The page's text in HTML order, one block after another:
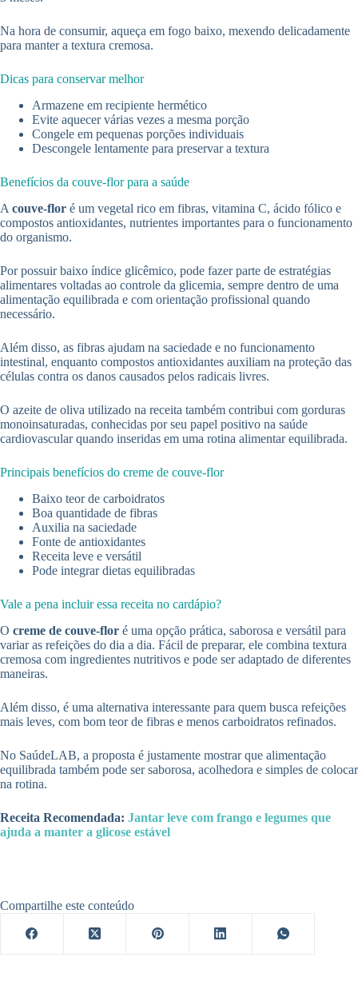
Na hora de consumir, aqueça em fogo baixo, mexendo delicadamente
para manter a textura cremosa.
Dicas para conservar melhor
Armazene em recipiente hermético
Evite aquecer várias vezes a mesma porção
Congele em pequenas porções individuais
Descongele lentamente para preservar a textura
Benefícios da couve-flor para a saúde
A couve-flor é um vegetal rico em fibras, vitamina C, ácido fólico e
compostos antioxidantes, nutrientes importantes para o funcionamento
do organismo.
Por possuir baixo índice glicêmico, pode fazer parte de estratégias
alimentares voltadas ao controle da glicemia, sempre dentro de uma
alimentação equilibrada e com orientação profissional quando
necessário.
Além disso, as fibras ajudam na saciedade e no funcionamento
intestinal, enquanto compostos antioxidantes auxiliam na proteção das
células contra os danos causados pelos radicais livres.
O azeite de oliva utilizado na receita também contribui com gorduras
monoinsaturadas, conhecidas por seu papel positivo na saúde
cardiovascular quando inseridas em uma rotina alimentar equilibrada.
Principais benefícios do creme de couve-flor
Baixo teor de carboidratos
Boa quantidade de fibras
Auxilia na saciedade
Fonte de antioxidantes
Receita leve e versátil
Pode integrar dietas equilibradas
Vale a pena incluir essa receita no cardápio?
O creme de couve-flor é uma opção prática, saborosa e versátil para
variar as refeições do dia a dia. Fácil de preparar, ele combina textura
cremosa com ingredientes nutritivos e pode ser adaptado de diferentes
maneiras.
Além disso, é uma alternativa interessante para quem busca refeições
mais leves, com bom teor de fibras e menos carboidratos refinados.
No SaúdeLAB, a proposta é justamente mostrar que alimentação
equilibrada também pode ser saborosa, acolhedora e simples de colocar
na rotina.
Receita Recomendada: Jantar leve com frango e legumes que
ajuda a manter a glicose estável
Compartilhe este conteúdo